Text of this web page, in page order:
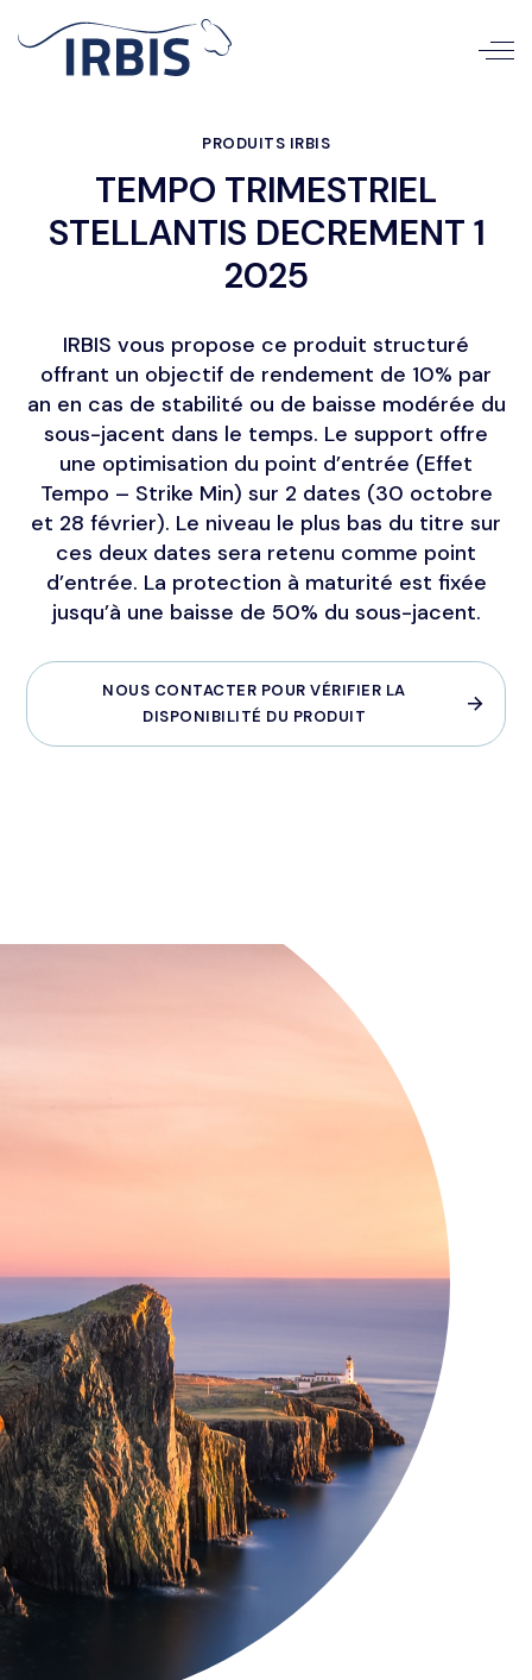
PRODUITS IRBIS
TEMPO TRIMESTRIEL
STELLANTIS DECREMENT 1
2025
IRBIS vous propose ce produit structuré
offrant un objectif de rendement de 10% par
an en cas de stabilité ou de baisse modérée du
sous-jacent dans le temps. Le support offre
une optimisation du point d’entrée (Effet
Tempo – Strike Min) sur 2 dates (30 octobre
et 28 février). Le niveau le plus bas du titre sur
ces deux dates sera retenu comme point
d’entrée. La protection à maturité est fixée
jusqu’à une baisse de 50% du sous-jacent.
NOUS CONTACTER POUR VÉRIFIER LA
DISPONIBILITÉ DU PRODUIT